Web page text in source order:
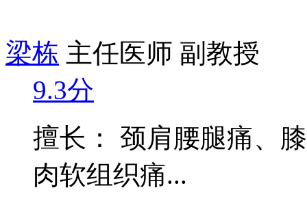
梁栋 主任医师 副教授
9.3分
擅长： 颈肩腰腿痛、
肉软组织痛...